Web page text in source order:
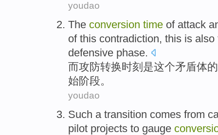
youdao
The conversion time of attack
of this contradiction, this is also
defensive phase.
而攻防转换时刻 是这个矛盾体的
始阶段。
youdao
Such a transition comes from
pilot projects to gauge